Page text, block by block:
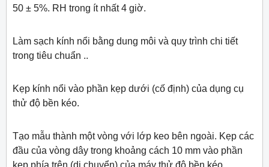
50 ± 5%. RH trong ít nhất 4 giờ.
Làm sạch kính nổi bằng dung môi và quy trình chi tiết
trong tiêu chuẩn ..
Kẹp kính nổi vào phần kẹp dưới (cố định) của dụng cụ
thử độ bền kéo.
Tạo mẫu thành một vòng với lớp keo bên ngoài. Kẹp các
đầu của vòng dây trong khoảng cách 10 mm vào phần